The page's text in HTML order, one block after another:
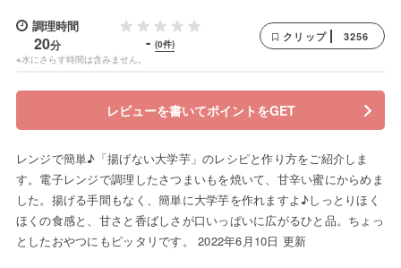
調理時間
20分
※水にさらす時間は含みません。
- (0件)
クリップ 3256
レビューを書いてポイントをGET
レンジで簡単♪「揚げない大学芋」のレシピと作り方をご紹介しま
す。電子レンジで調理したさつまいもを焼いて、甘辛い蜜にからめま
した。揚げる手間もなく、簡単に大学芋を作れますよ♪しっとりほく
ほくの食感と、甘さと香ばしさが口いっぱいに広がるひと品。ちょっ
としたおやつにもピッタリです。 2022年6月10日 更新